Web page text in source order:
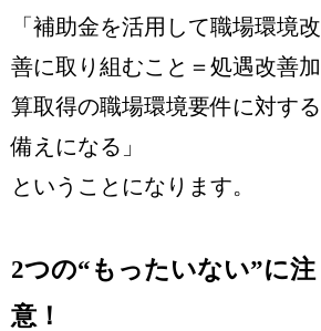
「補助金を活用して職場環境改
善に取り組むこと＝処遇改善加
算取得の職場環境要件に対する
備えになる」
ということになります。
2つの“もったいない”に注
意！